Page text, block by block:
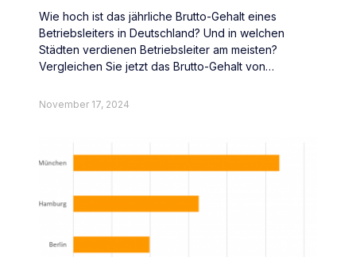
Wie hoch ist das jährliche Brutto-Gehalt eines
Betriebsleiters in Deutschland? Und in welchen
Städten verdienen Betriebsleiter am meisten?
Vergleichen Sie jetzt das Brutto-Gehalt von
November 17, 2024